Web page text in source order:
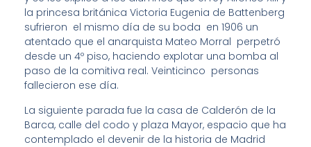
la princesa británica Victoria Eugenia de Battenberg
sufrieron el mismo día de su boda en 1906 un
atentado que el anarquista Mateo Morral perpetró
desde un 4º piso, haciendo explotar una bomba al
paso de la comitiva real. Veinticinco personas
fallecieron ese día.
La siguiente parada fue la casa de Calderón de la
Barca, calle del codo y plaza Mayor, espacio que ha
contemplado el devenir de la historia de Madrid